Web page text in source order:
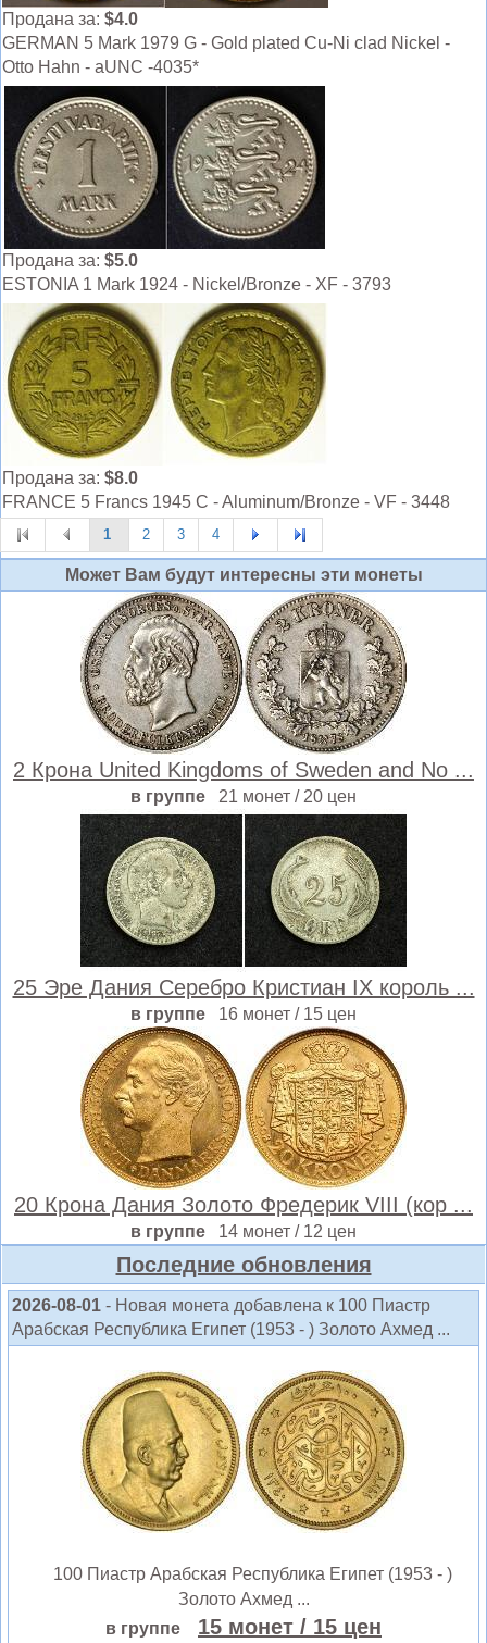
Продана за: $4.0
GERMAN 5 Mark 1979 G - Gold plated Cu-Ni clad Nickel -
Otto Hahn - aUNC -4035*
Продана за: $5.0
ESTONIA 1 Mark 1924 - Nickel/Bronze - XF - 3793
Продана за: $8.0
FRANCE 5 Francs 1945 C - Aluminum/Bronze - VF - 3448
1 2 3 4
Может Вам будут интересны эти монеты
2 Крона United Kingdoms of Sweden and No ...
в группе 21 монет / 20 цен
25 Эре Дания Серебро Кристиан IX король ...
в группе 16 монет / 15 цен
20 Крона Дания Золото Фредерик VIII (кор ...
в группе 14 монет / 12 цен
Последние обновления
2026-08-01 - Новая монета добавлена к 100 Пиастр
Арабская Республика Египет (1953 - ) Золото Ахмед ...
100 Пиастр Арабская Республика Египет (1953 - )
Золото Ахмед ...
в группе
15 монет / 15 цен